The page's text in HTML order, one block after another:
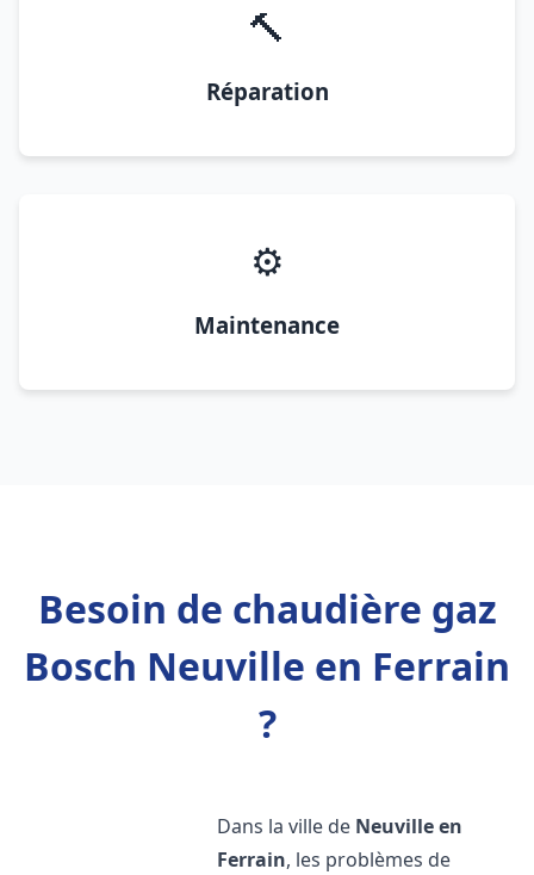
🔨
Réparation
⚙️
Maintenance
Besoin de chaudière gaz
Bosch Neuville en Ferrain
?
Dans la ville de Neuville en
Ferrain, les problèmes de